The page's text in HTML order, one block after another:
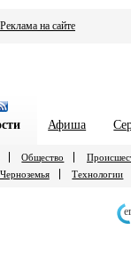
Реклама на сайте
Афиша
Общество
Технологии